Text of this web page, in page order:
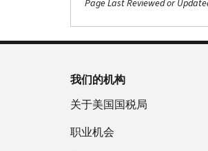
Page Last Reviewed or
我们的机构
关于美国国税局
职业机会